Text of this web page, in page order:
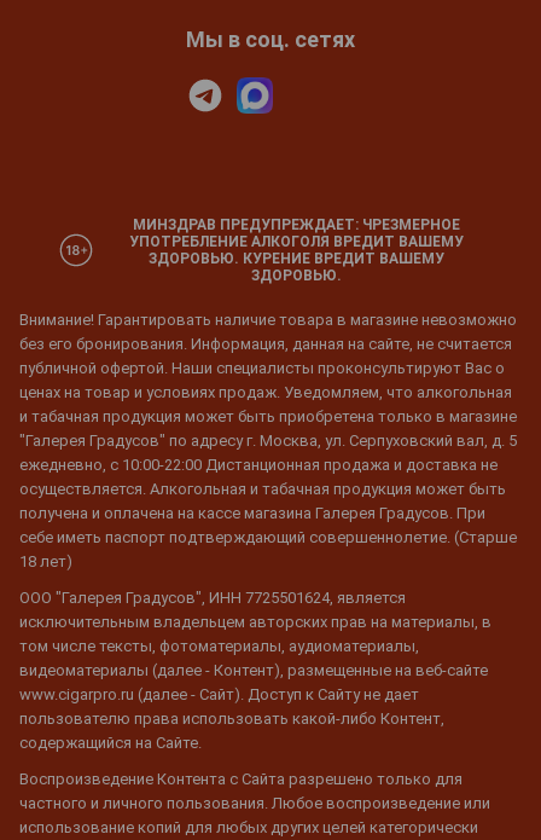
Мы в соц. сетях
МИНЗДРАВ ПРЕДУПРЕЖДАЕТ: ЧРЕЗМЕРНОЕ
УПОТРЕБЛЕНИЕ АЛКОГОЛЯ ВРЕДИТ ВАШЕМУ
ЗДОРОВЬЮ. КУРЕНИЕ ВРЕДИТ ВАШЕМУ
ЗДОРОВЬЮ.
Внимание! Гарантировать наличие товара в магазине невозможно
без его бронирования. Информация, данная на сайте, не считается
публичной офертой. Наши специалисты проконсультируют Вас о
ценах на товар и условиях продаж. Уведомляем, что алкогольная
и табачная продукция может быть приобретена только в магазине
"Галерея Градусов" по адресу г. Москва, ул. Серпуховский вал, д. 5
ежедневно, с 10:00-22:00 Дистанционная продажа и доставка не
осуществляется. Алкогольная и табачная продукция может быть
получена и оплачена на кассе магазина Галерея Градусов. При
себе иметь паспорт подтверждающий совершеннолетие. (Старше
18 лет)
ООО "Галерея Градусов", ИНН 7725501624, является
исключительным владельцем авторских прав на материалы, в
том числе тексты, фотоматериалы, аудиоматериалы,
видеоматериалы (далее - Контент), размещенные на веб-сайте
www.cigarpro.ru (далее - Сайт). Доступ к Сайту не дает
пользователю права использовать какой-либо Контент,
содержащийся на Сайте.
Воспроизведение Контента с Сайта разрешено только для
частного и личного пользования. Любое воспроизведение или
использование копий для любых других целей категорически